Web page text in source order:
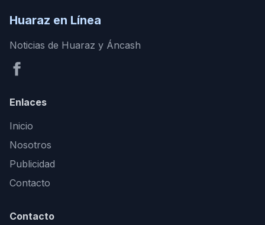
Huaraz en Línea
Noticias de Huaraz y Áncash
Enlaces
Inicio
Nosotros
Publicidad
Contacto
Contacto